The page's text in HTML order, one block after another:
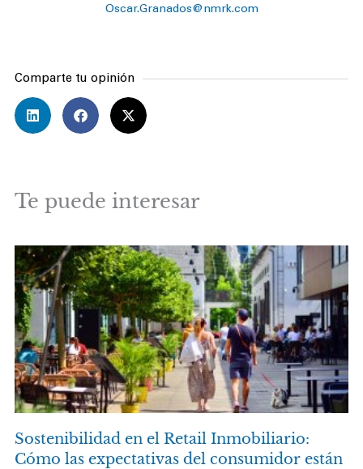
Oscar.Granados@nmrk.com
Comparte tu opinión
Te puede interesar
Sostenibilidad en el Retail Inmobiliario:
Cómo las expectativas del consumidor están